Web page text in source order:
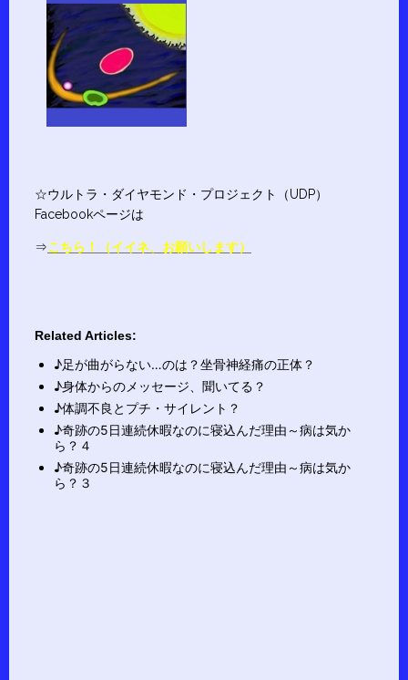
☆ウルトラ・ダイヤモンド・プロジェクト（UDP）
Facebookページは
⇒こちら！（イイネ、お願いします）
Related Articles:
♪足が曲がらない…のは？坐骨神経痛の正体？
♪身体からのメッセージ、聞いてる？
♪体調不良とプチ・サイレント？
♪奇跡の5日連続休暇なのに寝込んだ理由～病は気か
ら？４
♪奇跡の5日連続休暇なのに寝込んだ理由～病は気か
ら？３